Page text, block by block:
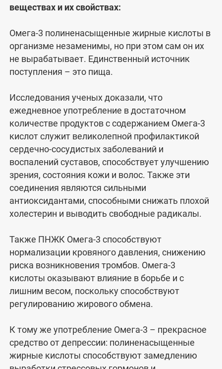
веществах и их свойствах:
Омега-3 полиненасыщенные жирные кислоты в
организме незаменимы, но при этом сам он их
не вырабатывает. Единственный источник
поступления – это пища.
Исследования ученых доказали, что
ежедневное употребление в достаточном
количестве продуктов с содержанием Омега-3
кислот служит великолепной профилактикой
сердечно-сосудистых заболеваний и
воспалений суставов, способствует улучшению
зрения, состояния кожи и волос. Также эти
соединения являются сильными
антиоксидантами, способными снижать плохой
холестерин и выводить свободные радикалы.
Также ПНЖК Омега-3 способствуют
нормализации кровяного давления, снижению
риска возникновения тромбов. Омега-3
кислоты оказывают влияние в борьбе и с
лишним весом, поскольку способствуют
регулированию жирового обмена.
К тому же употребление Омега-3 – прекрасное
средство от депрессии: полиненасыщенные
жирные кислоты способствуют замедлению